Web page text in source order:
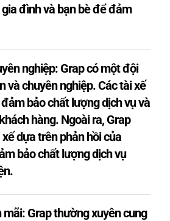
đình và bạn bè để đảm
nghiệp: Grap có một đội
và chuyên nghiệp. Các tài xế
bảo chất lượng dịch vụ và
hàng. Ngoài ra, Grap
dựa trên phản hồi của
bảo chất lượng dịch vụ
Grap thường xuyên cung